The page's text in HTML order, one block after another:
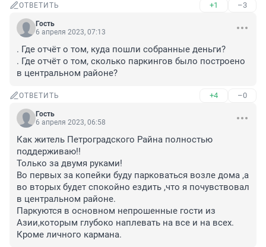
ОТВЕТИТЬ +1 –3
Гость
6 апреля 2023, 07:13
. Где отчёт о том, куда пошли собранные деньги?
. Где отчёт о том, сколько паркингов было построено
в центральном районе?
ОТВЕТИТЬ +4 –0
Гость
6 апреля 2023, 06:58
Как житель Петроградского Райна полностью
поддерживаю!!
Только за двумя руками!
Во первых за копейки буду парковаться возле дома ,а
во вторых будет спокойно ездить ,что я почувствовал
в центральном районе.
Паркуются в основном непрошенные гости из
Азии,которым глубоко наплевать на все и на всех.
Кроме личного кармана.